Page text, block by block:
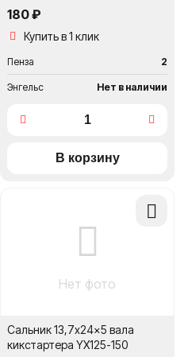
180 ₽
Купить в 1 клик
Пенза 2
Энгельс Нет в наличии
Добавить
Нет фото
Сальник 13,7x24x5 вала
кикстартера YX125-150